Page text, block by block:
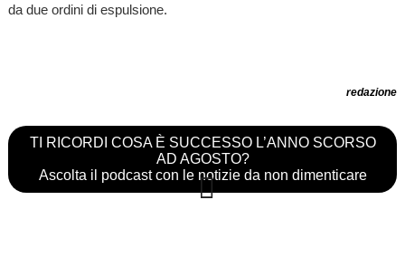
da due ordini di espulsione.
redazione
TI RICORDI COSA È SUCCESSO L’ANNO SCORSO
AD AGOSTO?
Ascolta il podcast con le notizie da non dimenticare